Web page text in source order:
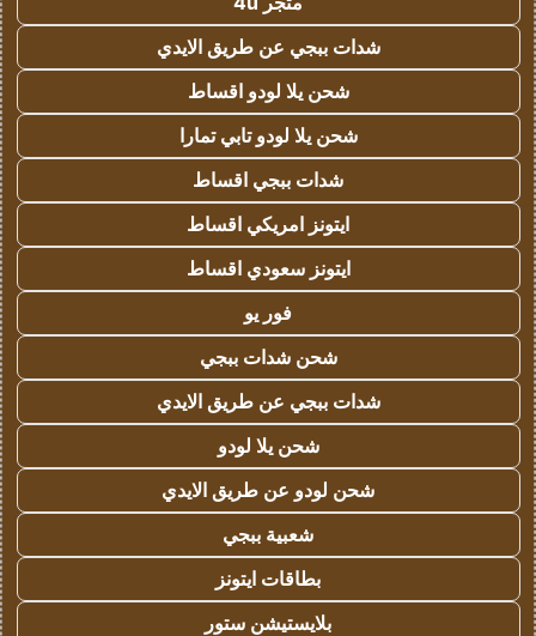
شدات ببجي عن طريق الايدي
شحن يلا لودو اقساط
شحن يلا لودو تابي تمارا
شدات ببجي اقساط
ايتونز امريكي اقساط
ايتونز سعودي اقساط
فور يو
شحن شدات ببجي
شدات ببجي عن طريق الايدي
شحن يلا لودو
شحن لودو عن طريق الايدي
شعبية ببجي
بطاقات ايتونز
بلايستيشن ستور